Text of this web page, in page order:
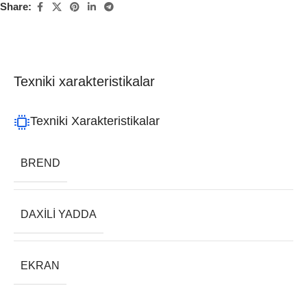
Share:
Texniki xarakteristikalar
Texniki Xarakteristikalar
BREND
DAXILI YADDA
EKRAN